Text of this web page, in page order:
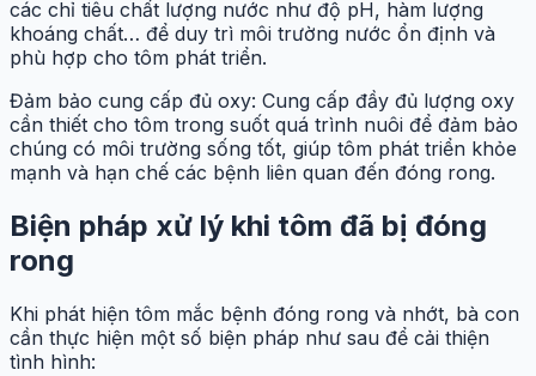
các chỉ tiêu chất lượng nước như độ pH, hàm lượng
khoáng chất… để duy trì môi trường nước ổn định và
phù hợp cho tôm phát triển.
Đảm bảo cung cấp đủ oxy: Cung cấp đầy đủ lượng oxy
cần thiết cho tôm trong suốt quá trình nuôi để đảm bảo
chúng có môi trường sống tốt, giúp tôm phát triển khỏe
mạnh và hạn chế các bệnh liên quan đến đóng rong.
Biện pháp xử lý khi tôm đã bị đóng
rong
Khi phát hiện tôm mắc bệnh đóng rong và nhớt, bà con
cần thực hiện một số biện pháp như sau để cải thiện
tình hình: